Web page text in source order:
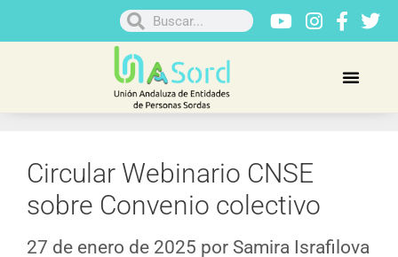
Circular Webinario CNSE
sobre Convenio colectivo
27 de enero de 2025 por Samira Israfilova